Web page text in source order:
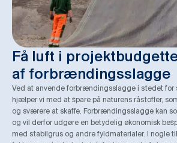
Få luft i
af forbrændingsslagge
Ved at anvende forbrændingsslagge i stedet for
hjælper vi med at spare på naturens råstoffer,
og sværere at skaffe. Forbrændingsslagge kan
og vil derfor udgøre en betydelig økonomisk
med stabilgrus og andre fyldmaterialer. I nogle